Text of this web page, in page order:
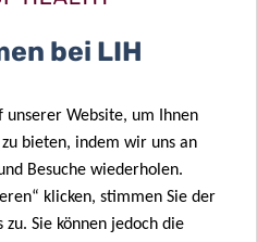
bei LIH
unserer Website, um Ihnen
bieten, indem wir uns an
Besuche wiederholen.
klicken, stimmen Sie der
zu. Sie können jedoch die